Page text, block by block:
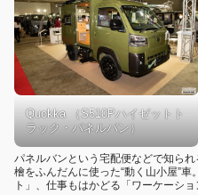
Quokka （S510Pハイゼットト
ラック・パネルバン）
パネルバンという宅配便などで知ら
檜をふんだんに使った“動く山小屋”
ト」、仕事もはかどる「ワーケーシ